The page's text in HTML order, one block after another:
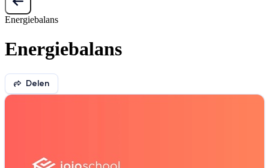
Energiebalans
Energiebalans
Delen